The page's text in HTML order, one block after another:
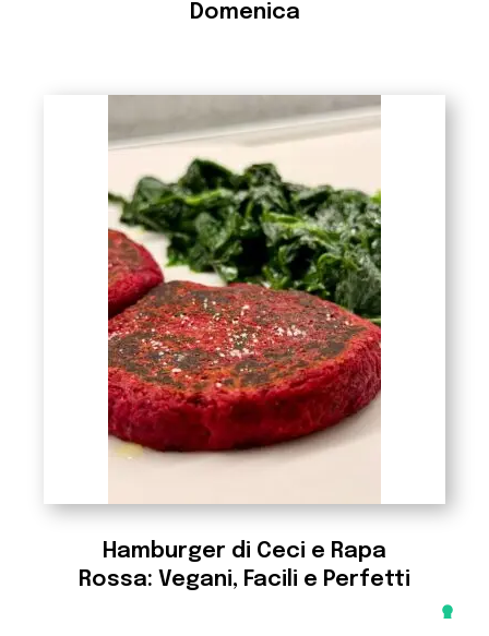
Domenica
Hamburger di Ceci e Rapa
Rossa: Vegani, Facili e Perfetti